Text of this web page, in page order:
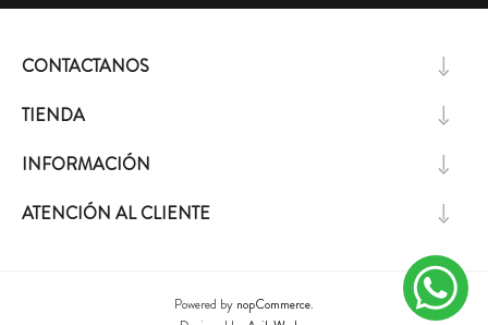
CONTACTANOS
TIENDA
INFORMACIÓN
ATENCIÓN AL CLIENTE
Powered by nopCommerce.